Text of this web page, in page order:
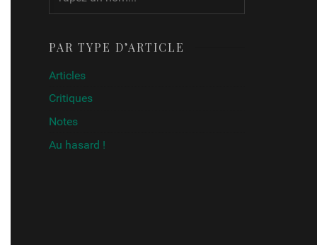
PAR TYPE D’ARTICLE
Articles
Critiques
Notes
Au hasard !